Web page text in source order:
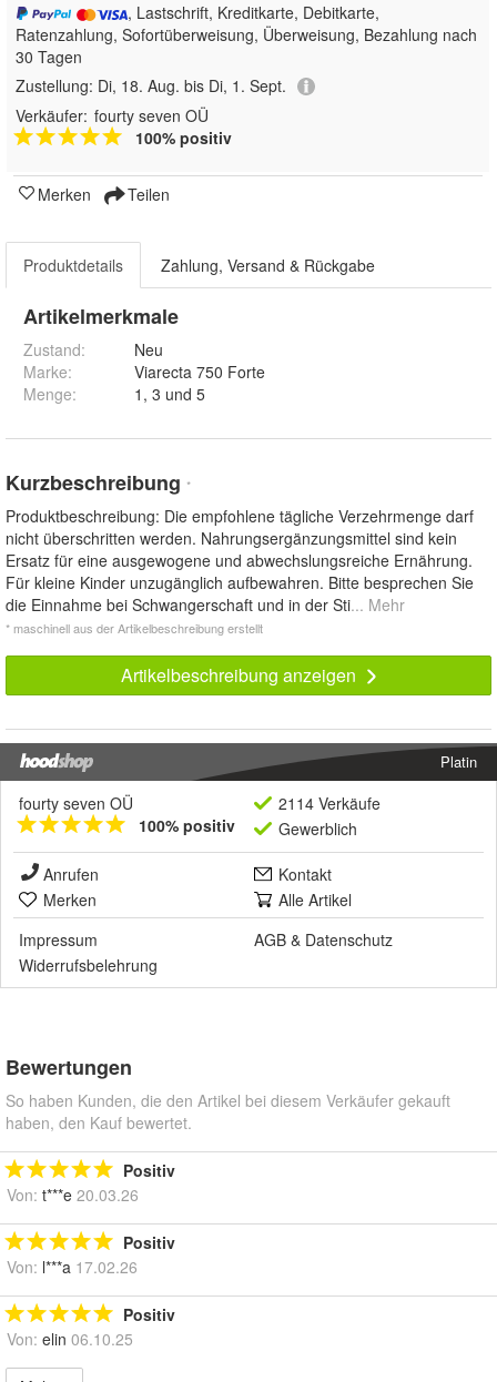
, Lastschrift, Kreditkarte, Debitkarte,
Ratenzahlung, Sofortüberweisung, Überweisung, Bezahlung nach
30 Tagen
Zustellung: Di, 18. Aug. bis Di, 1. Sept.
Verkäufer: fourty seven OÜ
100% positiv
Merken Teilen
Produktdetails Zahlung, Versand & Rückgabe
Artikelmerkmale
Zustand:
Neu
Marke:
Viarecta 750 Forte
Menge: 1, 3 und 5
Kurzbeschreibung *
Produktbeschreibung: Die empfohlene tägliche Verzehrmenge darf
nicht überschritten werden. Nahrungsergänzungsmittel sind kein
Ersatz für eine ausgewogene und abwechslungsreiche Ernährung.
Für kleine Kinder unzugänglich aufbewahren. Bitte besprechen Sie
die Einnahme bei Schwangerschaft und in der Sti... Mehr
* maschinell aus der Artikelbeschreibung erstellt
Artikelbeschreibung anzeigen
Platin
fourty seven OÜ
100% positiv
2114 Verkäufe
Gewerblich
Anrufen
Kontakt
Merken
Alle Artikel
Impressum
AGB & Datenschutz
Widerrufsbelehrung
Bewertungen
So haben Kunden, die den Artikel bei diesem Verkäufer gekauft
haben, den Kauf bewertet.
Positiv
Von: t***e 20.03.26
Positiv
Von: l***a 17.02.26
Positiv
Von: elin 06.10.25